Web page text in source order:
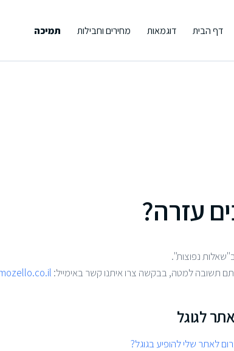
דף הבית דוגמאות מחירים וחבילות תמיכה
עזרה?
נפוצות".
תשובה למטה, בבקשה צרו איתנו קשר באימייל:
לגוגל
לאתר שלי להופיע בגוגל?